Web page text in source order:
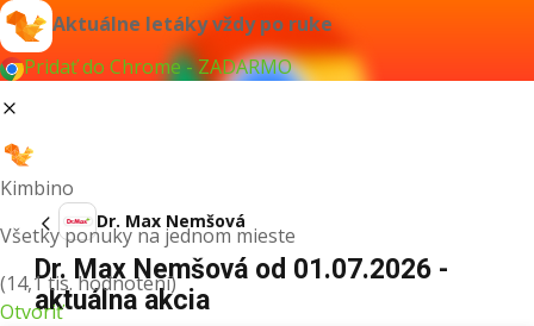
Aktuálne letáky vždy po ruke
Pridať do Chrome - ZADARMO
Kimbino
Všetky ponuky na jednom mieste
(14,1 tis. hodnotení)
Otvoriť
Dr. Max Nemšová
Dr. Max Nemšová od 01.07.2026 -
aktuálna akcia